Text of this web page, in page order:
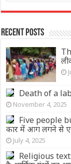
Recent Posts
Death of a
November 4, 2025
Five people
कार में आग लगने से
July 4, 2025
Religious texts